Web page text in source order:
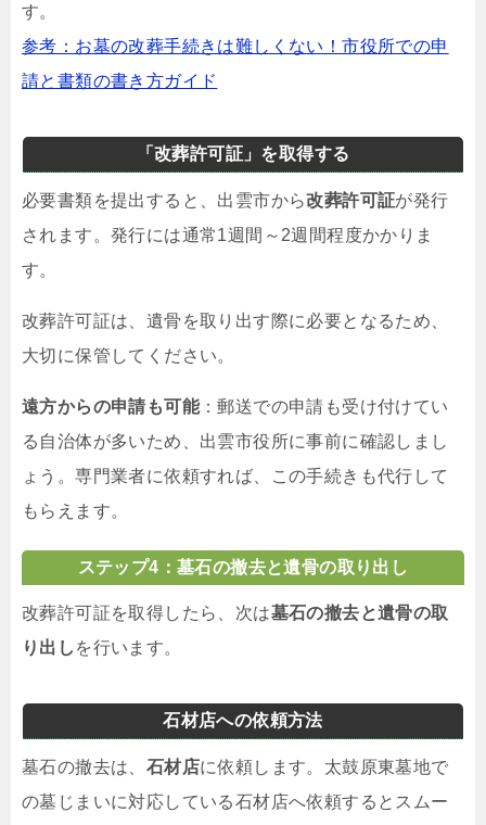
す。
参考：お墓の改葬手続きは難しくない！市役所での申
請と書類の書き方ガイド
「改葬許可証」を取得する
必要書類を提出すると、出雲市から改葬許可証が発行
されます。発行には通常1週間～2週間程度かかりま
す。
改葬許可証は、遺骨を取り出す際に必要となるため、
大切に保管してください。
遠方からの申請も可能：郵送での申請も受け付けてい
る自治体が多いため、出雲市役所に事前に確認しまし
ょう。専門業者に依頼すれば、この手続きも代行して
もらえます。
ステップ4：墓石の撤去と遺骨の取り出し
改葬許可証を取得したら、次は墓石の撤去と遺骨の取
り出し を行います。
石材店への依頼方法
墓石の撤去は、 石材店に依頼します。太鼓原東墓地で
の墓じまいに対応している石材店へ依頼するとスムー